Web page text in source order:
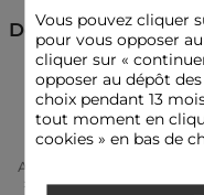
Manches bouffantes
A pois
Idées look
La robe fluide à pois et
chaussures slingback
raffinée.
Découvrez aussi
Robes
Accueil
Robes Courtes Femme
Vous pouvez cliquer
pour vous opposer
cliquer sur «
opposer au dépôt
choix pendant 13
tout moment en
cookies » en bas de